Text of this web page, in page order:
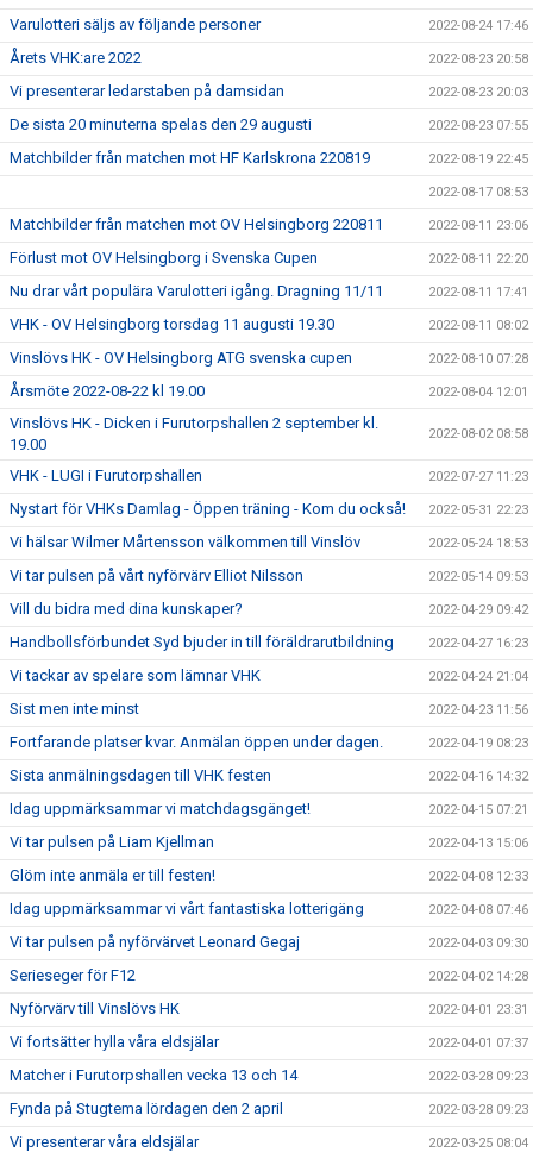
Varulotteri säljs av följande personer 2022-08-24 17:46
Årets VHK:are 2022 2022-08-23 20:58
Vi presenterar ledarstaben på damsidan 2022-08-23 20:03
De sista 20 minuterna spelas den 29 augusti 2022-08-23 07:55
Matchbilder från matchen mot HF Karlskrona 220819 2022-08-19 22:45
2022-08-17 08:53
Matchbilder från matchen mot OV Helsingborg 220811 2022-08-11 23:06
Förlust mot OV Helsingborg i Svenska Cupen 2022-08-11 22:20
Nu drar vårt populära Varulotteri igång. Dragning 11/11 2022-08-11 17:41
VHK - OV Helsingborg torsdag 11 augusti 19.30 2022-08-11 08:02
Vinslövs HK - OV Helsingborg ATG svenska cupen 2022-08-10 07:28
Årsmöte 2022-08-22 kl 19.00 2022-08-04 12:01
Vinslövs HK - Dicken i Furutorpshallen 2 september kl.
19.00
2022-08-02 08:58
VHK - LUGI i Furutorpshallen 2022-07-27 11:23
Nystart för VHKs Damlag - Öppen träning - Kom du också! 2022-05-31 22:23
Vi hälsar Wilmer Mårtensson välkommen till Vinslöv 2022-05-24 18:53
Vi tar pulsen på vårt nyförvärv Elliot Nilsson 2022-05-14 09:53
Vill du bidra med dina kunskaper? 2022-04-29 09:42
Handbollsförbundet Syd bjuder in till föräldrarutbildning 2022-04-27 16:23
Vi tackar av spelare som lämnar VHK 2022-04-24 21:04
Sist men inte minst 2022-04-23 11:56
Fortfarande platser kvar. Anmälan öppen under dagen. 2022-04-19 08:23
Sista anmälningsdagen till VHK festen 2022-04-16 14:32
Idag uppmärksammar vi matchdagsgänget! 2022-04-15 07:21
Vi tar pulsen på Liam Kjellman 2022-04-13 15:06
Glöm inte anmäla er till festen! 2022-04-08 12:33
Idag uppmärksammar vi vårt fantastiska lotterigäng 2022-04-08 07:46
Vi tar pulsen på nyförvärvet Leonard Gegaj 2022-04-03 09:30
Serieseger för F12 2022-04-02 14:28
Nyförvärv till Vinslövs HK 2022-04-01 23:31
Vi fortsätter hylla våra eldsjälar 2022-04-01 07:37
Matcher i Furutorpshallen vecka 13 och 14 2022-03-28 09:23
Fynda på Stugtema lördagen den 2 april 2022-03-28 09:23
Vi presenterar våra eldsjälar 2022-03-25 08:04